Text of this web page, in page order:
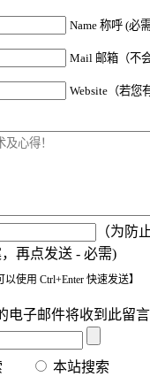
Name 称呼 (必
Mail 邮箱（不
Website（若您
（为防
再点发送 - 必需)
以使用 Ctrl+Enter 快速发送】
电子邮件将收到此留言
本站搜索